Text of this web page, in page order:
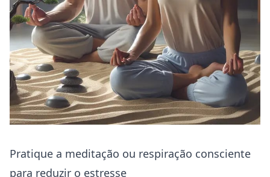
Pratique a meditação ou respiração consciente
para reduzir o estresse